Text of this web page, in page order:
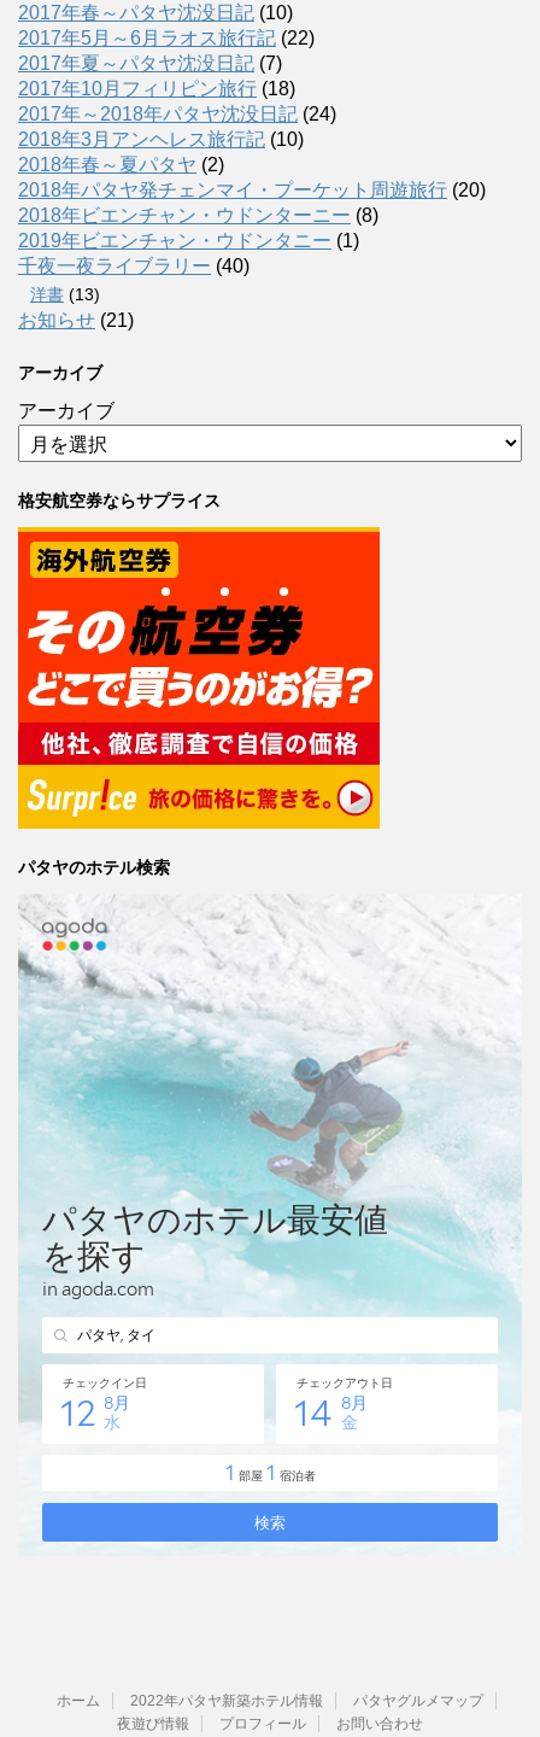
2017年春～パタヤ沈没日記 (10)
2017年5月～6月ラオス旅行記 (22)
2017年夏～パタヤ沈没日記 (7)
2017年10月フィリピン旅行 (18)
2017年～2018年パタヤ沈没日記 (24)
2018年3月アンヘレス旅行記 (10)
2018年春～夏パタヤ (2)
2018年パタヤ発チェンマイ・プーケット周遊旅行 (20)
2018年ビエンチャン・ウドンターニー (8)
2019年ビエンチャン・ウドンタニー (1)
千夜一夜ライブラリー (40)
洋書 (13)
お知らせ (21)
アーカイブ
アーカイブ
格安航空券ならサプライス
パタヤのホテル検索
ホーム 2022年パタヤ新築ホテル情報
パタヤグルメマップ
夜遊び情報
プロフィール お問い合わせ